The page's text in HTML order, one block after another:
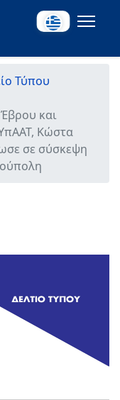
Τύπου
και
Κώστα
σε σύσκεψη